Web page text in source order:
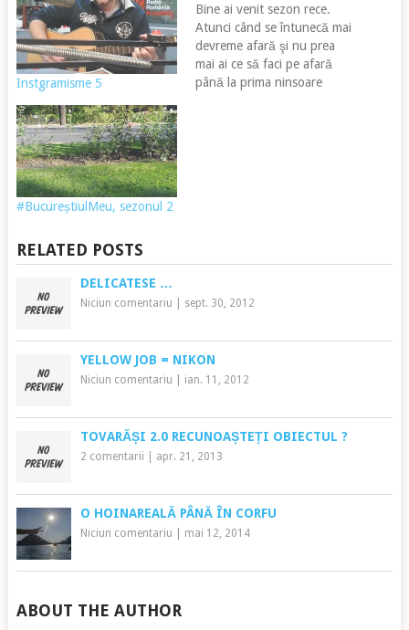
Instgramisme 5
Bine ai venit sezon rece.
Atunci când se întunecă mai
devreme afară şi nu prea
mai ai ce să faci pe afară
până la prima ninsoare
#BucureștiulMeu, sezonul 2
RELATED POSTS
DELICATESE …
Niciun comentariu sept. 30, 2012
YELLOW JOB = NIKON
Niciun comentariu ian. 11, 2012
TOVARĂȘI 2.0 RECUNOAȘTEȚI OBIECTUL ?
2 comentarii apr. 21, 2013
O HOINAREALĂ PÂNĂ ÎN CORFU
Niciun comentariu mai 12, 2014
ABOUT THE AUTHOR